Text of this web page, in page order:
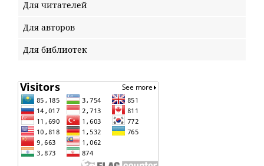
Для читателей
Для авторов
Для библиотек